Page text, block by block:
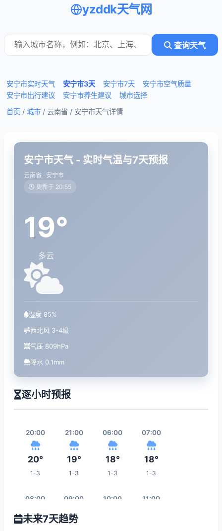
yzddk天气网
查询天气
安宁市实时天气 安宁市3天 安宁市7天
安宁市空气质量
安宁市出行建议
安宁市养生建议
城市选择
首页 / 城市 / 云南省 / 安宁市天气详情
安宁市天气 - 实时气温与7天预报
云南省 · 安宁市
更新于 20:55
19°
多云
湿度 85%
西北风 3-4级
气压 809hPa
降水 0.1mm
逐小时预报
20:00
20°
1-3
21:00
19°
1-3
06:00
18°
1-3
07:00
18°
1-3
08:00
18°
09:00
20°
10:00 11:00
未来7天趋势